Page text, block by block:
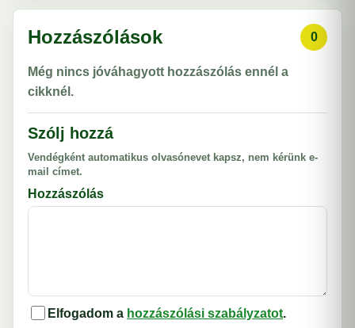
Hozzászólások 0
Még nincs jóváhagyott hozzászólás ennél a
cikknél.
Szólj hozzá
Vendégként automatikus olvasónevet kapsz, nem kérünk e-
mail címet.
Hozzászólás
Elfogadom a hozzászólási szabályzatot.